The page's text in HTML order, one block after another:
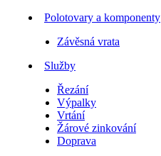
Polotovary a komponenty
Závěsná vrata
Služby
Řezání
Výpalky
Vrtání
Žárové zinkování
Doprava